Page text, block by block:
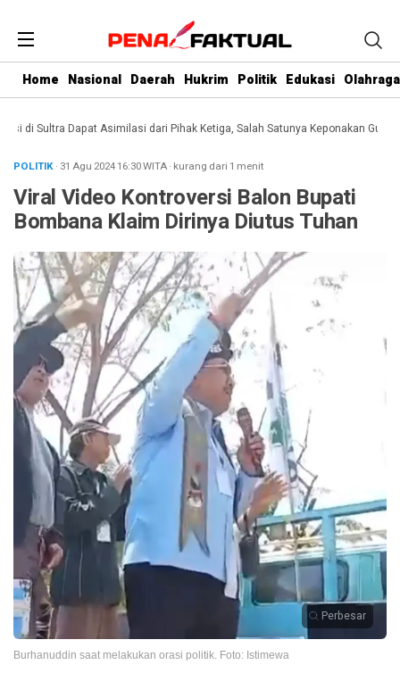
Home Nasional Daerah Hukrim Politik Edukasi Olahraga
Sultra Dapat Asimilasi dari Pihak Ketiga, Salah Satunya Keponakan Gubernur
POLITIK· 31 Agu 202416:30WITA· kurang dari 1 menit
Viral Video Kontroversi Balon Bupati
Bombana Klaim Dirinya Diutus Tuhan
Perbesar
Burhanuddin saat melakukan orasi politik. Foto: Istimewa